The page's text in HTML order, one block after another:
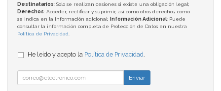
Destinatarios: Solo se realizan cesiones si existe una obligación legal;
Derechos: Acceder, rectificar y suprimir, así como otros derechos, como
se indica en la información adicional;
Información Adicional: Puede
consultar la información completa de Protección de Datos en nuestra
Política de Privacidad
He leído y acepto la Política de Privacidad
Enviar